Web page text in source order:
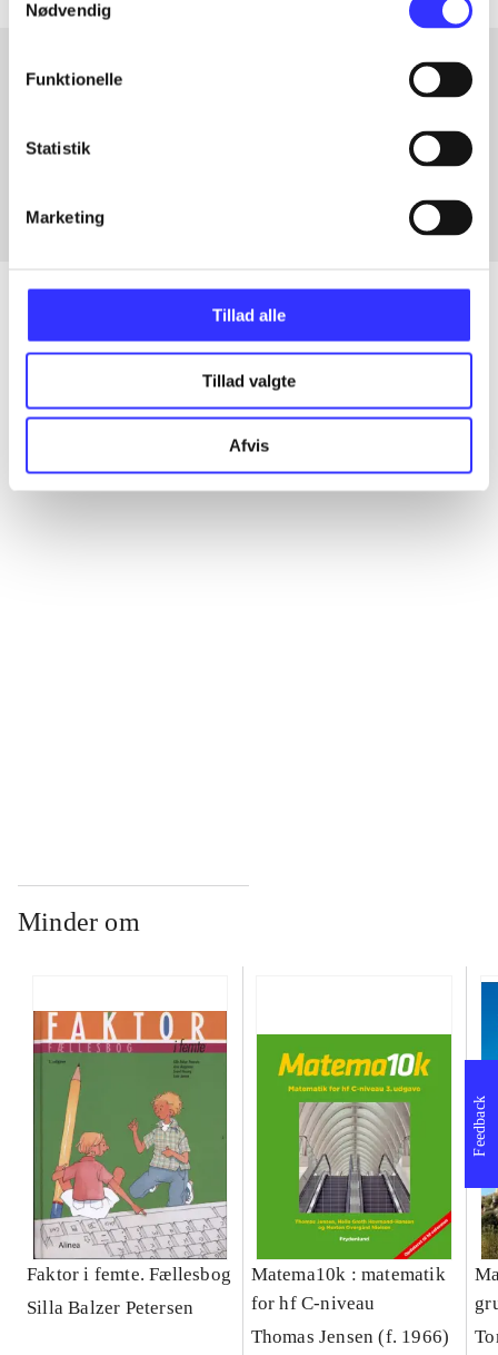
Nødvendig
Funktionelle
Statistik
Marketing
Tillad alle
Tillad valgte
Afvis
Fra
Alle registrerede artikler fordelt på udgivelser
Minder om
Faktor i femte. Fællesbog
Silla Balzer Petersen
Matema10k : matematik
for hf C-niveau
Thomas Jensen (f. 1966)
Feedback